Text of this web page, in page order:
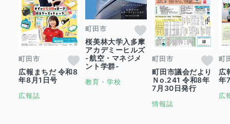
町田市
広報まちだ 令和8
年8月1日号
広報誌
町田市
桜美林大学入多摩
アカデミーヒルズ
-航空・マネジメ
ント学群-
教育・学校
町田市
町田市議会だより
Ｎo.241 令和8年
7月30日発行
情報誌
町
広
年
広